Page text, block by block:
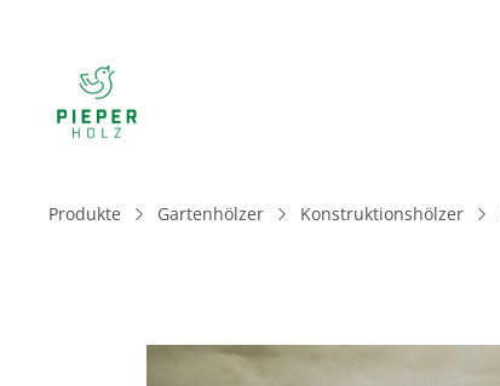
Produkte Gartenhölzer Konstruktionshölzer